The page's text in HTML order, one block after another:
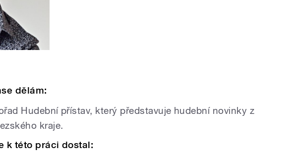
dělám:
Hudební přístav, který představuje hudební novinky z
kraje.
k této práci dostal: